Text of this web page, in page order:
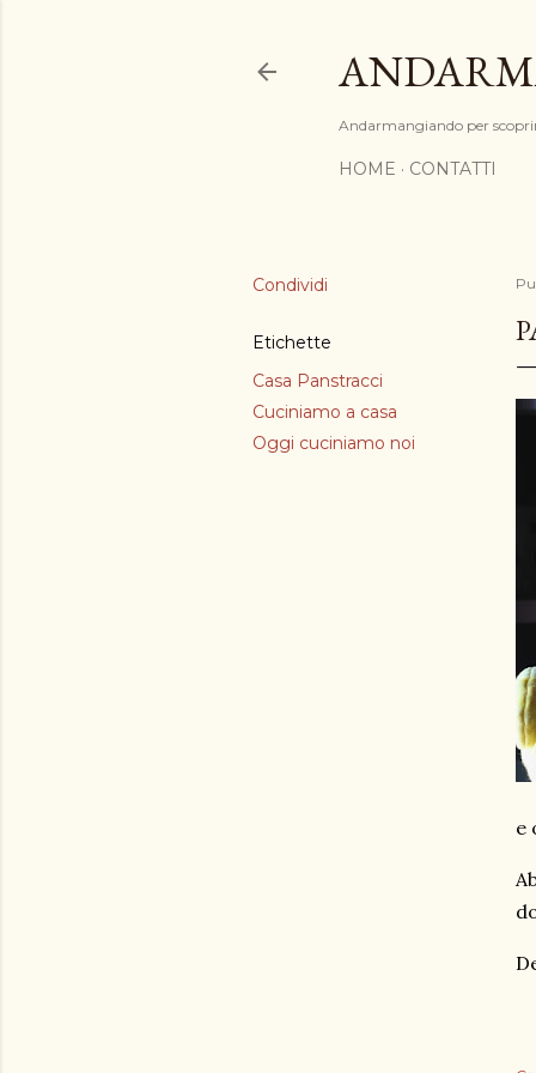
Andarmangiando per
HOME CONTATTI
Condividi
Etichette
Casa Panstracci
Cuciniamo a casa
Oggi cuciniamo noi
e